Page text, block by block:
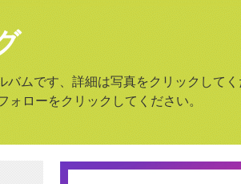
バムです、詳細は写真をクリックしてく
ォローをクリックしてください。